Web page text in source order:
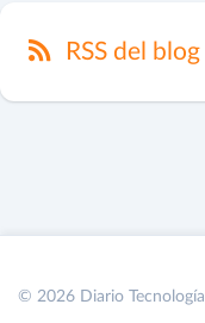
RSS del blog
© 2026 Diario Tecnología